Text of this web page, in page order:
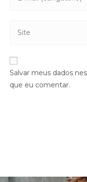
Salvar meus dados
que eu comentar.